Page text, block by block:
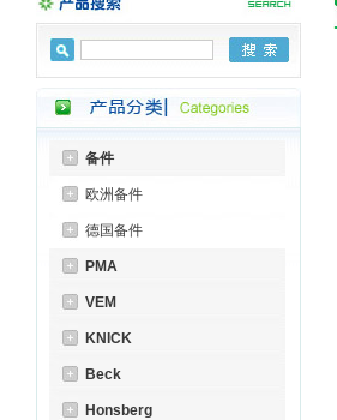
备件
欧洲备件
德国备件
PMA
VEM
KNICK
Beck
Honsberg